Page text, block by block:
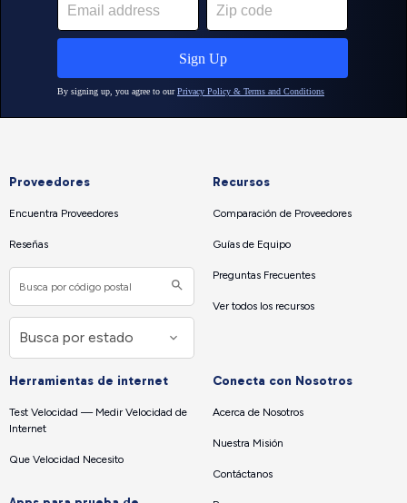
Proveedores
Encuentra Proveedores
Reseñas
Recursos
Comparación de Proveedores
Guías de Equipo
Preguntas Frecuentes
Ver todos los recursos
Herramientas de internet
Test Velocidad — Medir Velocidad de
Internet
Que Velocidad Necesito
Conecta con Nosotros
Acerca de Nosotros
Nuestra Misión
Contáctanos